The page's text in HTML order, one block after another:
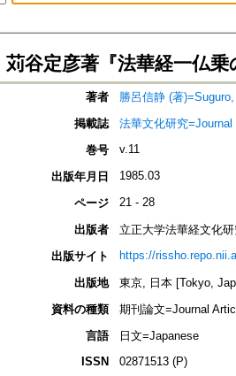
苅谷定彦著『法華経一仏
著者
勝呂信静 (著
掲載誌
法華文化研究
巻号
v.11
出版年月日 1985.03
ページ 21 - 28
出版者
立正大学法華経文化
出版サイト
https://
出版地
東京, 日本 [Tokyo,
資料の種類
期刊論文=Journal
言語
日文=Japanese
ISSN
02871513 (P)